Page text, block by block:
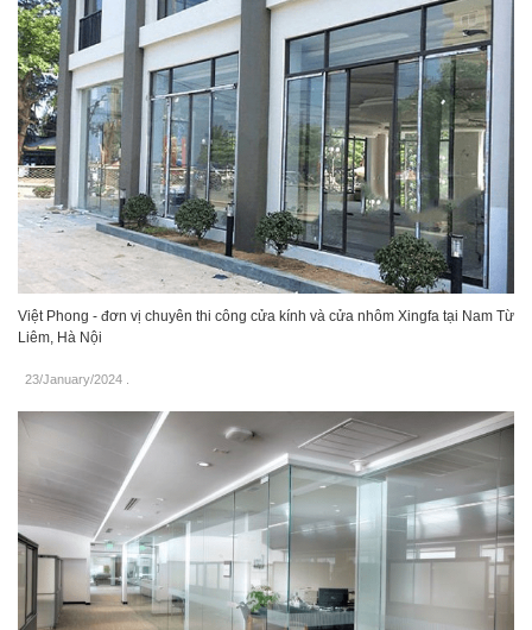
Việt Phong - đơn vị chuyên thi công cửa kính và cửa nhôm Xingfa tại Nam Từ
Liêm, Hà Nội
23/January/2024